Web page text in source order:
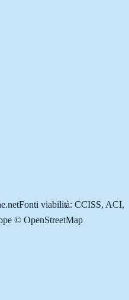
Fonti viabilità: CCISS, ACI,
© OpenStreetMap